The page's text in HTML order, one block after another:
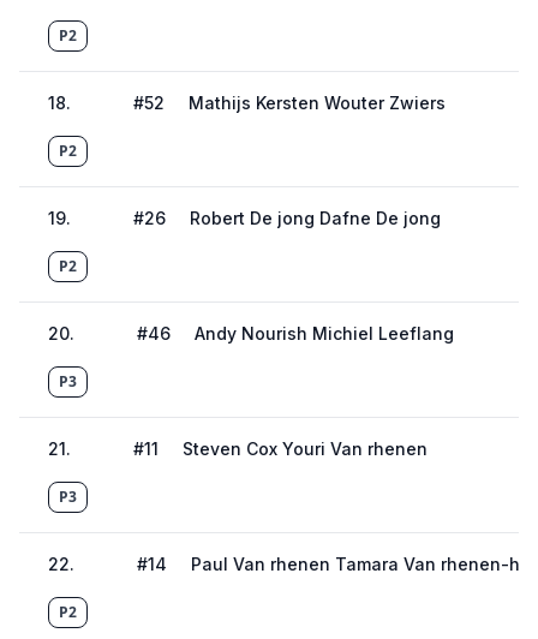
P2
18. #52 Mathijs Kersten Wouter Zwiers
P2
19. #26 Robert De jong Dafne De jong
P2
20. #46 Andy Nourish Michiel Leeflang
P3
21 . #11 Steven Cox Youri Van rhenen
P3
22. #14 Paul Van rhenen Tamara Van rhenen-ha
P2